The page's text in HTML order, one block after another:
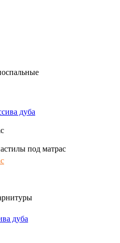
дуба
под матрас
дуба